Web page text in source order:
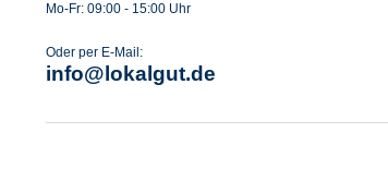
Mo-Fr: 09:00 - 15:00 Uhr
Oder per E-Mail:
info@lokalgut.de